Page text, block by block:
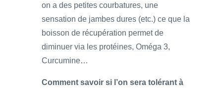
on a des petites courbatures, une
sensation de jambes dures (etc.) ce que la
boisson de récupération permet de
diminuer via les protéines, Oméga 3,
Curcumine…
Comment savoir si l’on sera tolérant à